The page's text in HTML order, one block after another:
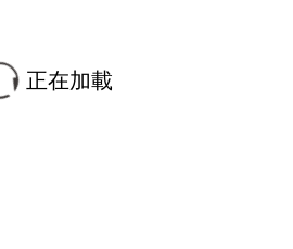
正在加載